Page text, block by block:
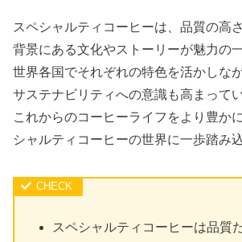
スペシャルティコーヒーは、品質の高
背景にある文化やストーリーが魅力の一
世界各国でそれぞれの特色を活かしな
サステナビリティへの意識も高まってい
これからのコーヒーライフをより豊か
シャルティコーヒーの世界に一歩踏み
スペシャルティコーヒーは品質